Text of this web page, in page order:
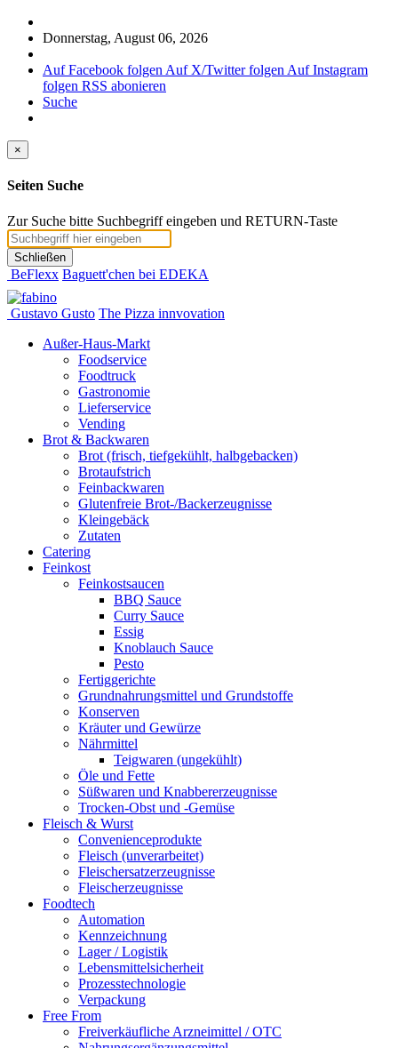
Donnerstag, August 06, 2026
Auf Facebook folgen Auf X/Twitter folgen Auf Instagram
folgen RSS abonieren
Suche
×
Seiten Suche
Zur Suche bitte Suchbegriff eingeben und RETURN-Taste
Schließen
BeFlexx Baguett'chen bei EDEKA
Gustavo Gusto The Pizza innvovation
Außer-Haus-Markt
Foodservice
Foodtruck
Gastronomie
Lieferservice
Vending
Brot & Backwaren
Brot (frisch, tiefgekühlt, halbgebacken)
Brotaufstrich
Feinbackwaren
Glutenfreie Brot-/Backerzeugnisse
Kleingebäck
Zutaten
Catering
Feinkost
Feinkostsaucen
BBQ Sauce
Curry Sauce
Essig
Knoblauch Sauce
Pesto
Fertiggerichte
Grundnahrungsmittel und Grundstoffe
Konserven
Kräuter und Gewürze
Nährmittel
Teigwaren (ungekühlt)
Öle und Fette
Süßwaren und Knabbererzeugnisse
Trocken-Obst und -Gemüse
Fleisch & Wurst
Convenienceprodukte
Fleisch (unverarbeitet)
Fleischersatzerzeugnisse
Fleischerzeugnisse
Foodtech
Automation
Kennzeichnung
Lager / Logistik
Lebensmittelsicherheit
Prozesstechnologie
Verpackung
Free From
Freiverkäufliche Arzneimittel / OTC